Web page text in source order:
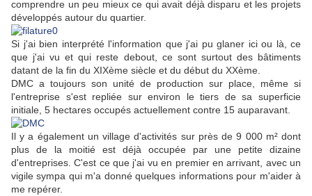
comprendre un peu mieux ce qui avait déjà disparu et les projets
développés autour du quartier.
Si j'ai bien interprété l'information que j'ai pu glaner ici ou là, ce
que j'ai vu et qui reste debout, ce sont surtout des bâtiments
datant de la fin du XIXème siècle et du début du XXème.
DMC a toujours son unité de production sur place, même si
l'entreprise s'est repliée sur environ le tiers de sa superficie
initiale, 5 hectares occupés actuellement contre 15 auparavant.
Il y a également un village d'activités sur près de 9 000 m² dont
plus de la moitié est déjà occupée par une petite dizaine
d'entreprises. C'est ce que j'ai vu en premier en arrivant, avec un
vigile sympa qui m'a donné quelques informations pour m'aider à
me repérer.